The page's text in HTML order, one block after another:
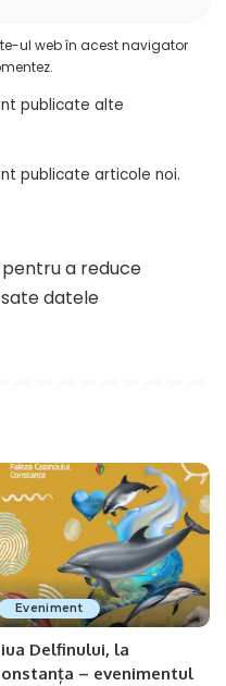
ul web în acest navigator
publicate alte
publicate articole noi.
a reduce
datele
Eveniment
Delfinului, la
– evenimentul